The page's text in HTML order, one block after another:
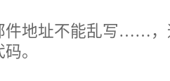
件地址不能乱写……，
。